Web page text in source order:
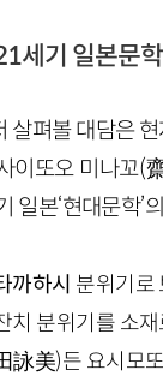
세기 일본문
살펴볼 대담은
이또오 미나꼬
일본‘현대문학’
까하시 분위기로
치 분위기를 소
詠美)든 요시모